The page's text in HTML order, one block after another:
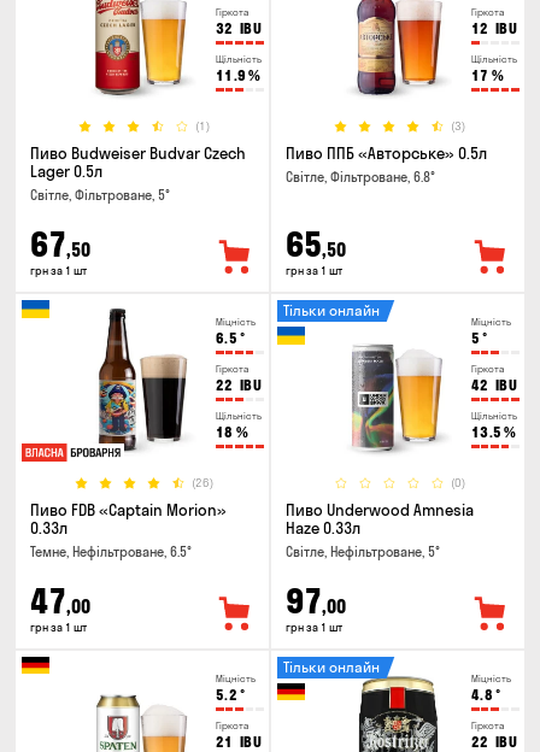
Гіркота
32 IBU
Щільність
11.9 %
(1)
Пиво Budweiser Budvar Czech
Lager 0.5л
Світле, Фільтроване, 5°
67,50
грн за 1 шт
Гіркота
12 IBU
Щільність
17 %
(3)
Пиво ППБ «Авторське» 0.5л
Світле, Фільтроване, 6.8°
65,50
грн за 1 шт
Міцність
6.5 °
Гіркота
22 IBU
Щільність
18 %
(26)
Пиво FDB «Captain Morion»
0.33л
Темне, Нефільтроване, 6.5°
47,00
грн за 1 шт
Міцність
5 °
Гіркота
42 IBU
Щільність
13.5 %
(0)
Тільки онлайн
Пиво Underwood Amnesia
Haze 0.33л
Світле, Нефільтроване, 5°
97,00
грн за 1 шт
Міцність
5.2 °
Гіркота
21 IBU
Міцність
4.8 °
Гіркота
22 IBU
Тільки онлайн